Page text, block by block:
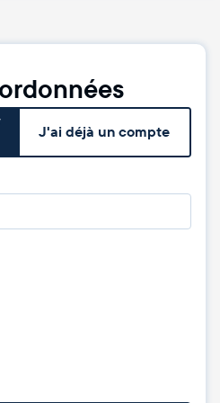
J'ai déjà un compte